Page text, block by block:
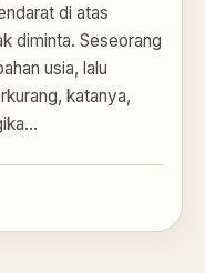
di atas
diminta. Seseorang
usia, lalu
katanya,